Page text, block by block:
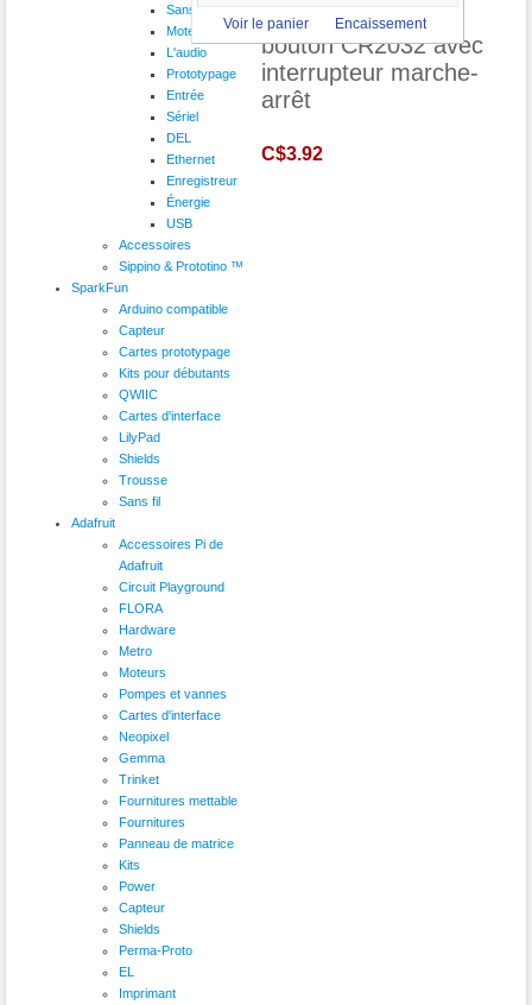
Voir le panier Encaissement
Sans fil
Moteur
L'audio
Prototypage
Entrée
Sériel
DEL
Ethernet
Enregistreur
Énergie
USB
Accessoires
Sippino & Prototino ™
SparkFun
Arduino compatible
Capteur
Cartes prototypage
Kits pour débutants
QWIIC
Cartes d'interface
LilyPad
Shields
Trousse
Sans fil
Adafruit
Accessoires Pi de
Adafruit
Circuit Playground
FLORA
Hardware
Metro
Moteurs
Pompes et vannes
Cartes d'interface
Neopixel
Gemma
Trinket
Fournitures mettable
Fournitures
Panneau de matrice
Kits
Power
Capteur
Shields
Perma-Proto
EL
Imprimant
2 x boîtier de pile
bouton CR2032 avec
interrupteur marche-
arrêt
C$3.92